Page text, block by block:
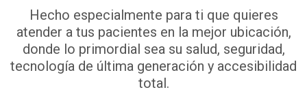
Hecho especialmente para ti que quieres
atender a tus pacientes en la mejor ubicación,
donde lo primordial sea su salud, seguridad,
tecnología de última generación y accesibilidad
total.